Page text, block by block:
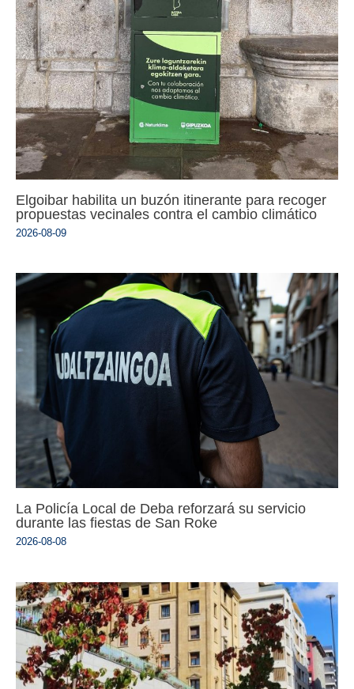
Elgoibar habilita un buzón itinerante para recoger
propuestas vecinales contra el cambio climático
2026-08-09
La Policía Local de Deba reforzará su servicio
durante las fiestas de San Roke
2026-08-08